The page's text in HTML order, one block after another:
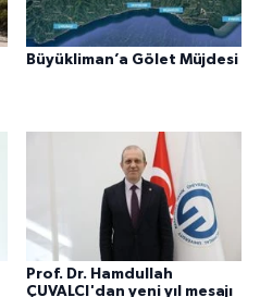
Büyükliman’a Gölet Müjdesi
Prof. Dr. Hamdullah
ÇUVALCI'dan yeni yıl mesajı